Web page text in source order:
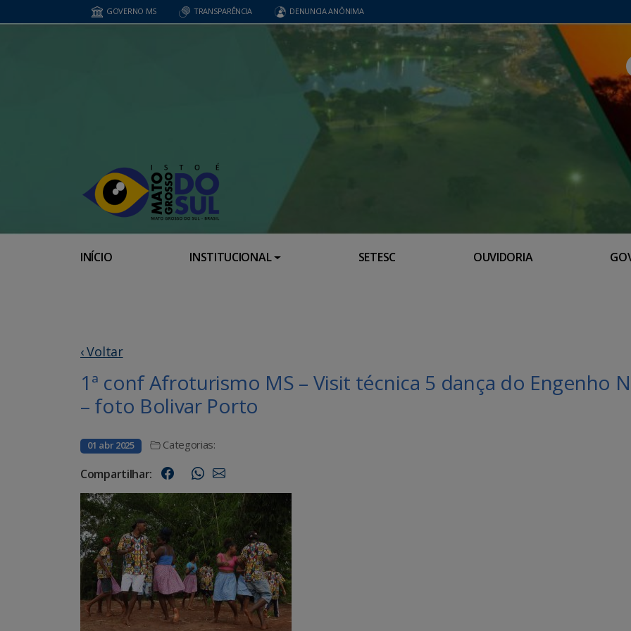
GOVERNO MS TRANSPARÊNCIA DENUNCIA ANÔNIMA
INÍCIO INSTITUCIONAL SETESC OUVIDORIA
‹ Voltar
1ª conf Afroturismo MS – Visit técnica 5 dança do Engenho
– foto Bolivar Porto
01 abr 2025 Categorias:
Compartilhar: